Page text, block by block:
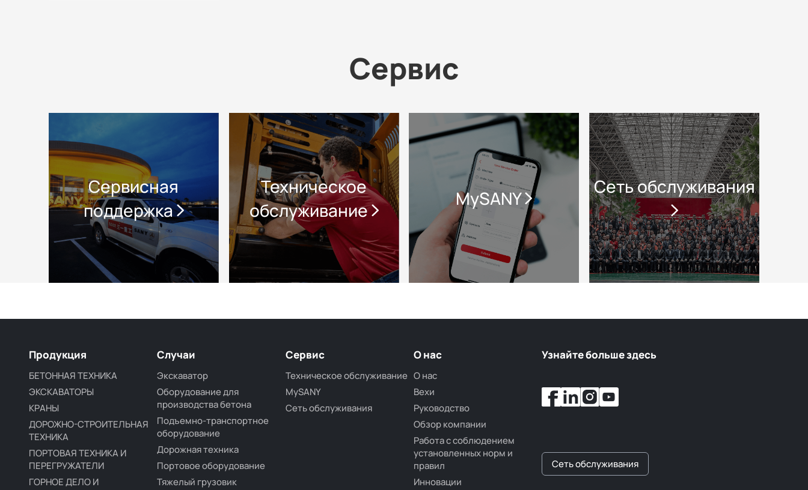
Сервис
Сервисная
поддержка
Техническое
обслуживание
MySANY
Сеть обслуживания
Продукция
БЕТОННАЯ ТЕХНИКА
ЭКСКАВАТОРЫ
КРАНЫ
ДОРОЖНО-СТРОИТЕЛЬНАЯ
ТЕХНИКА
ПОРТОВАЯ ТЕХНИКА И
ПЕРЕГРУЖАТЕЛИ
ГОРНОЕ ДЕЛО И
Случаи
Экскаватор
Оборудование для
производства бетона
Подъемно-транспортное
оборудование
Дорожная техника
Портовое оборудование
Тяжелый грузовик
Сервис
Техническое обслуживание
MySANY
Сеть обслуживания
О нас
О нас
Вехи
Руководство
Обзор компании
Работа с соблюдением
установленных норм и
правил
Инновации
Узнайте больше здесь
Сеть обслуживания